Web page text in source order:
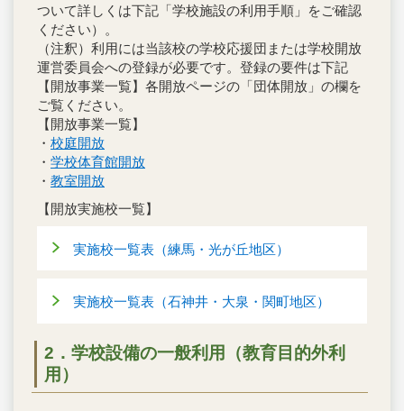
ついて詳しくは下記「学校施設の利用手順」をご確認
ください）。
（注釈）利用には当該校の学校応援団または学校開放
運営委員会への登録が必要です。登録の要件は下記
【開放事業一覧】各開放ページの「団体開放」の欄を
ご覧ください。
【開放事業一覧】
・ 校庭開放
・ 学校体育館開放
・ 教室開放
【開放実施校一覧】
実施校一覧表（練馬・光が丘地区）
実施校一覧表（石神井・大泉・関町地区）
2．学校設備の一般利用（教育目的外利
用）